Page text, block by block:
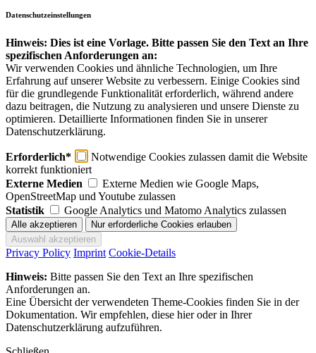
Datenschutzeinstellungen
Hinweis: Dies ist eine Vorlage. Bitte passen Sie den Text an Ihre
spezifischen Anforderungen an:
Wir verwenden Cookies und ähnliche Technologien, um Ihre
Erfahrung auf unserer Website zu verbessern. Einige Cookies sind
für die grundlegende Funktionalität erforderlich, während andere
dazu beitragen, die Nutzung zu analysieren und unsere Dienste zu
optimieren. Detaillierte Informationen finden Sie in unserer
Datenschutzerklärung.
Erforderlich*
Notwendige Cookies zulassen damit die Website
korrekt funktioniert
Externe Medien
Externe Medien wie Google Maps,
OpenStreetMap und Youtube zulassen
Statistik
Google Analytics und Matomo Analytics zulassen
Privacy Policy Imprint Cookie-Details
Hinweis: Bitte passen Sie den Text an Ihre spezifischen
Anforderungen an.
Eine Übersicht der verwendeten Theme-Cookies finden Sie in der
Dokumentation. Wir empfehlen, diese hier oder in Ihrer
Datenschutzerklärung aufzuführen.